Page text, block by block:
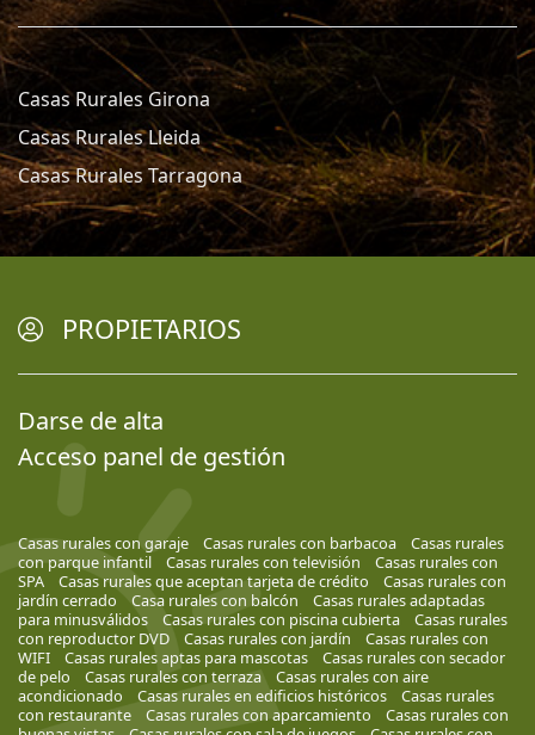
Casas Rurales Girona
Casas Rurales Lleida
Casas Rurales Tarragona
PROPIETARIOS
Darse de alta
Acceso panel de gestión
Casas rurales con garaje Casas rurales con barbacoa
Casas rurales
con parque infantil
Casas rurales con televisión
Casas rurales con
SPA
Casas rurales que aceptan tarjeta de crédito
Casas rurales con
jardín cerrado
Casa rurales con balcón
Casas rurales adaptadas
para minusválidos
Casas rurales con piscina cubierta
Casas rurales
con reproductor DVD
Casas rurales con jardín
Casas rurales con
WIFI
Casas rurales aptas para mascotas
Casas rurales con secador
de pelo
Casas rurales con terraza
Casas rurales con aire
acondicionado
Casas rurales en edificios históricos
Casas rurales
con restaurante
Casas rurales con aparcamiento
Casas rurales con